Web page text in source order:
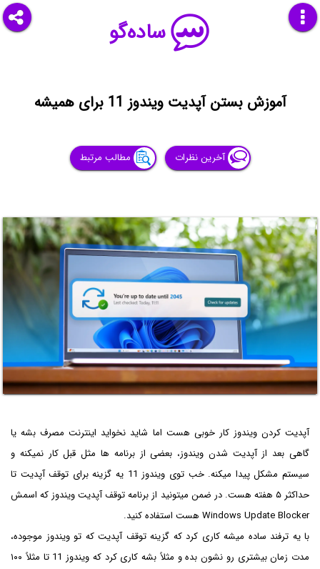
ساده‌گو
آموزش بستن آپدیت ویندوز 11 برای همیشه
آخرین نظرات مطالب مرتبط
آپدیت کردن ویندوز کار خوبی هست اما شاید نخواید اینترنت مصرف بشه یا
گاهی بعد از آپدیت شدن ویندوز، بعضی از برنامه ها مثل قبل کار نمیکنه و
سیستم مشکل پیدا میکنه. خب توی ویندوز 11 یه گزینه برای توقف آپدیت تا
حداکثر ۵ هفته هست. در ضمن میتونید از برنامه توقف آپدیت ویندوز که اسمش
Windows Update Blocker هست استفاده کنید.
با یه ترفند ساده میشه کاری کرد که گزینه توقف آپدیت که تو ویندوز موجوده،
مدت زمان بیشتری رو نشون بده و مثلاً‌ بشه کاری کرد که ویندوز 11 تا مثلاً ۱۰۰